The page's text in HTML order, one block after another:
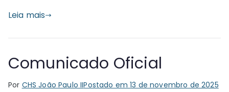
Leia mais
Comunicado Oficial
Por CHS João Paulo IIPostado em13 de novembro de 2025